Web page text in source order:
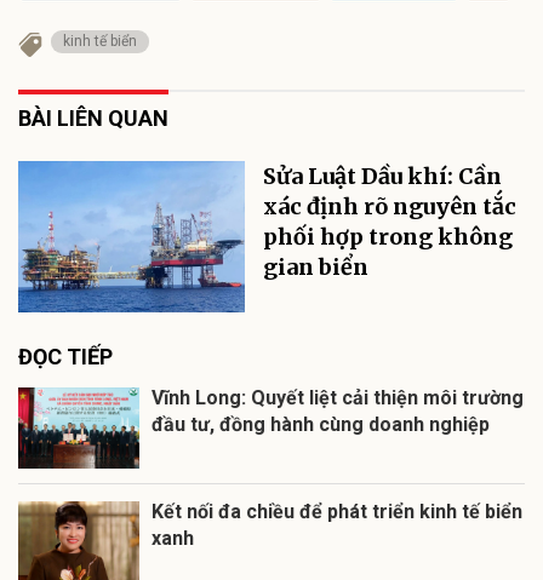
kinh tế biển
BÀI LIÊN QUAN
Sửa Luật Dầu khí: Cần
xác định rõ nguyên tắc
phối hợp trong không
gian biển
ĐỌC TIẾP
Vĩnh Long: Quyết liệt cải thiện môi trường
đầu tư, đồng hành cùng doanh nghiệp
Kết nối đa chiều để phát triển kinh tế biển
xanh